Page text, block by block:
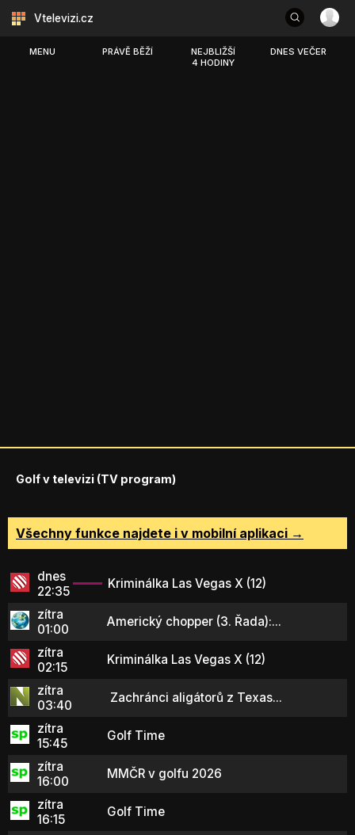
Vtelevizi.cz
MENU PRÁVĚ BĚŽÍ
NEJBLIŽŠÍ
4 HODINY
DNES VEČER
Golf v televizi (TV program)
Všechny funkce najdete i v mobilní aplikaci →
dnes
22:35
Kriminálka Las Vegas X (12)
zítra
01:00
Americký chopper (3. Řada):...
zítra
02:15
Kriminálka Las Vegas X (12)
zítra
03:40
Zachránci aligátorů z Texas...
zítra
15:45
Golf Time
zítra
16:00
MMČR v golfu 2026
zítra
16:15
Golf Time